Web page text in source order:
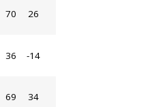
70 26
36 -14
69 34